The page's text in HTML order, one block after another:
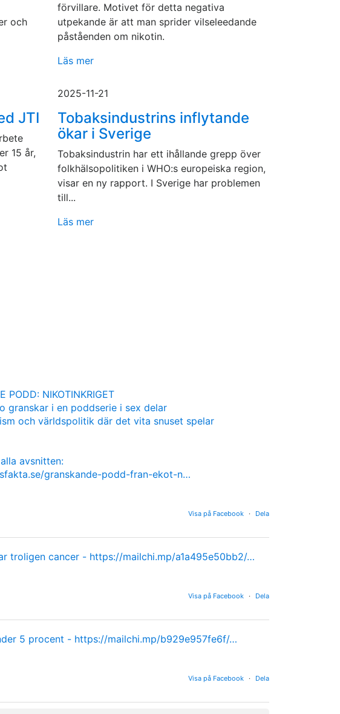
och
förvillare. Motivet för detta negativa
utpekande är att man sprider vilseleedande
påståenden om nikotin.
Läs mer
JTI
15 år,
2025-11-21
Tobaksindustrins inflytande
ökar i Sverige
Tobaksindustrin har ett ihållande grepp över
folkhälsopolitiken i WHO:s europeiska region,
visar en ny rapport. I Sverige har problemen
till...
Läs mer
PODD: NIKOTINKRIGET
granskar i en poddserie i sex delar
och världspolitik där det vita snuset spelar
avsnitten:
granskande-podd-fran-ekot-n…
Visa på Facebook · Dela
troligen cancer - https://mailchi.mp/a1a495e50bb2/…
Visa på Facebook · Dela
5 procent - https://mailchi.mp/b929e957fe6f/…
Visa på Facebook · Dela